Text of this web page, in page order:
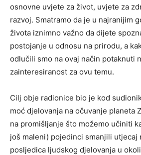
osnovne uvjete za život, uvjete za
razvoj. Smatramo da je u najranijim
života iznimno važno da dijete
postojanje u odnosu na prirodu, a
odlučili smo na ovaj način potaknuti
zainteresiranost za ovu temu.
Cilj obje radionice bio je kod
moć djelovanja na očuvanje planeta
na promišljanje što možemo učiniti
još maleni) pojedinci smanjili utjecaj
posljedica ljudskog djelovanja u